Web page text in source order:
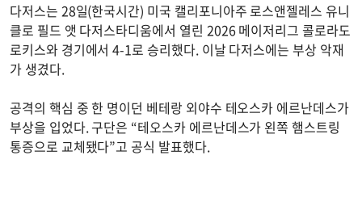
다저스는 28일(한국시간) 미국 캘리포니아주 로스앤젤레스 유니
클로 필드 앳 다저스타디움에서 열린 2026 메이저리그 콜로라도
로키스와 경기에서 4-1로 승리했다. 이날 다저스에는 부상 악재
가 생겼다.
공격의 핵심 중 한 명이던 베테랑 외야수 테오스카 에르난데스가
부상을 입었다. 구단은 “테오스카 에르난데스가 왼쪽 햄스트링
통증으로 교체됐다”고 공식 발표했다.